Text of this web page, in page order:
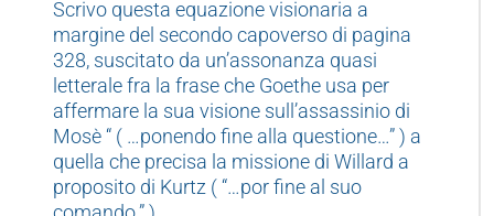
Scrivo questa equazione visionaria a
margine del secondo capoverso di pagina
328, suscitato da un’assonanza quasi
letterale fra la frase che Goethe usa per
affermare la sua visione sull’assassinio di
Mosè “ ( …ponendo fine alla questione…” ) a
quella che precisa la missione di Willard a
proposito di Kurtz ( “…por fine al suo